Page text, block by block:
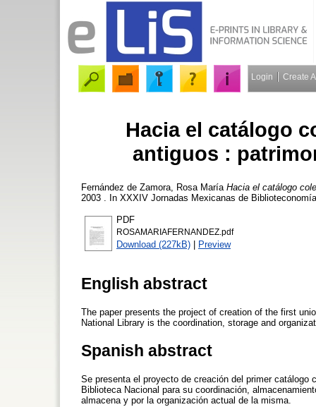
Login Create
Hacia el catálogo
antiguos :
Fernández de Zamora, Rosa María Hacia el catálogo
2003 . In XXXIV Jornadas Mexicanas de
PDF
ROSAMARIAFERNANDEZ.pdf
Download (227kB) | Preview
English abstract
The paper presents the project of creation of the first
National Library is the coordination, storage and
Spanish abstract
Se presenta el proyecto de creación del primer
Biblioteca Nacional para su coordinación,
almacena y por la organización actual de la misma.